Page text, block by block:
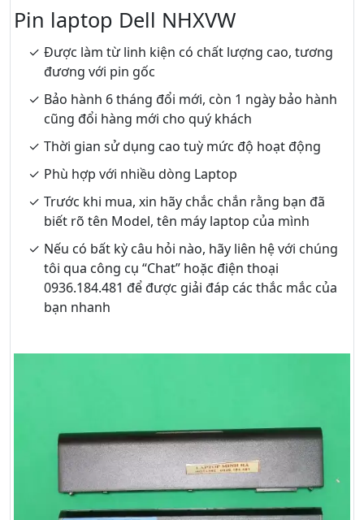
Pin laptop Dell NHXVW
Được làm từ linh kiện có chất lượng cao, tương
đương với pin gốc
Bảo hành 6 tháng đổi mới, còn 1 ngày bảo hành
cũng đổi hàng mới cho quý khách
Thời gian sử dụng cao tuỳ mức độ hoạt động
Phù hợp với nhiều dòng Laptop
Trước khi mua, xin hãy chắc chắn rằng bạn đã
biết rõ tên Model, tên máy laptop của mình
Nếu có bất kỳ câu hỏi nào, hãy liên hệ với chúng
tôi qua công cụ “Chat” hoặc điện thoại
0936.184.481 để được giải đáp các thắc mắc của
bạn nhanh